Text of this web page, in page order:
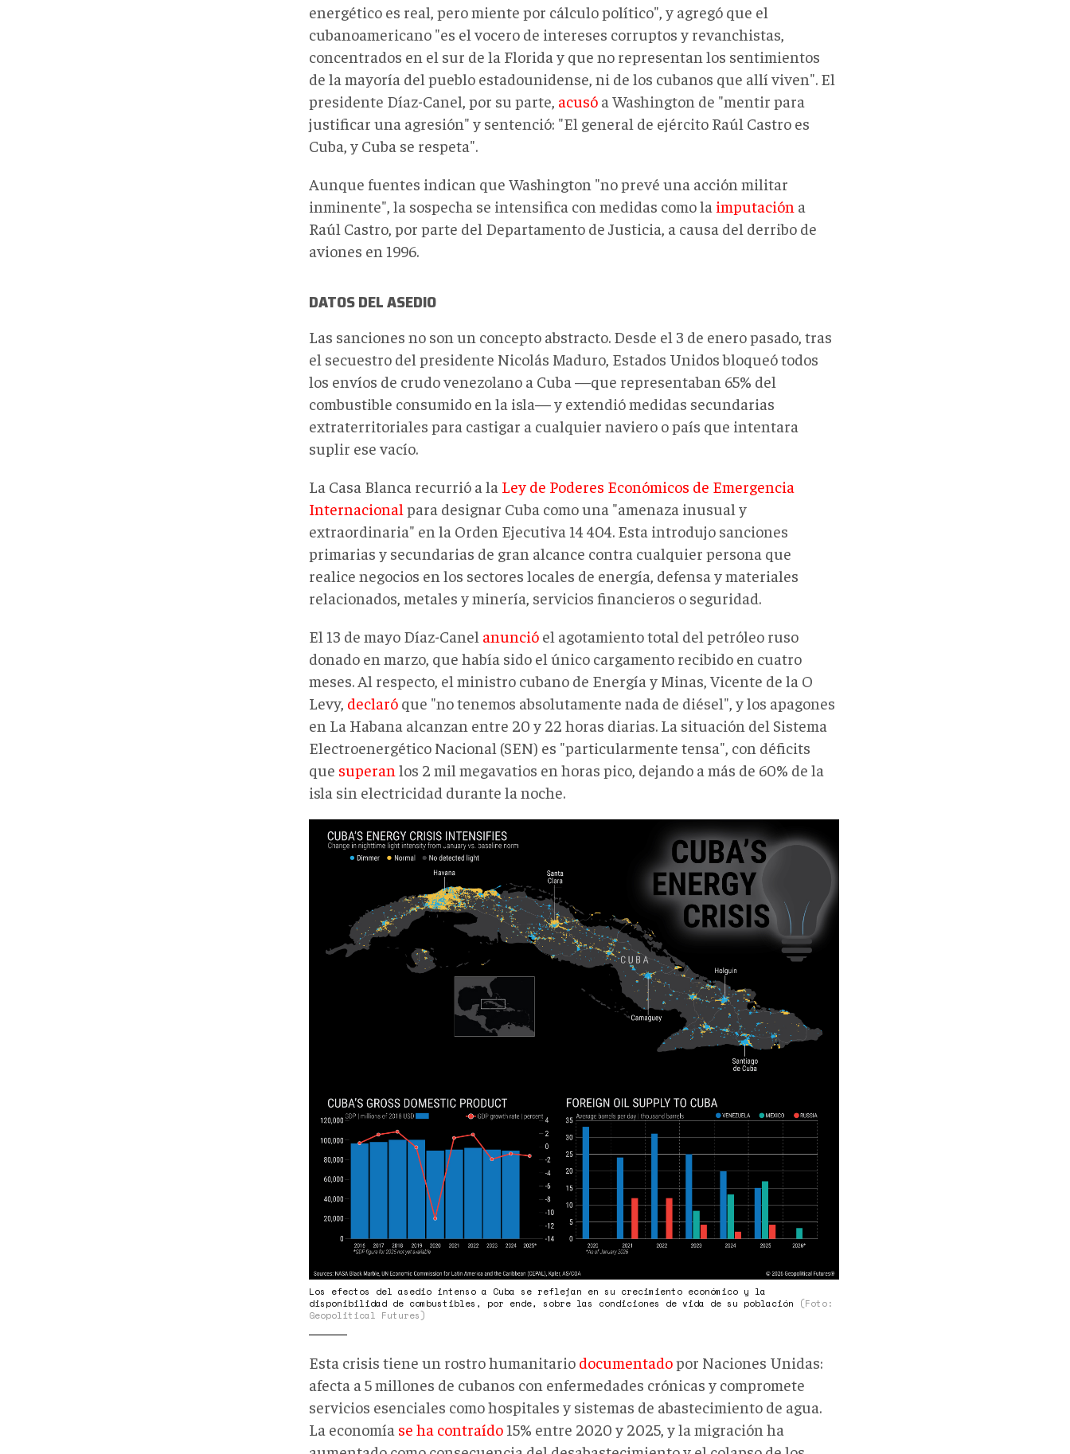
energético es real, pero miente por cálculo político", y agregó que el
cubanoamericano "es el vocero de intereses corruptos y revanchistas,
concentrados en el sur de la Florida y que no representan los sentimientos
de la mayoría del pueblo estadounidense, ni de los cubanos que allí viven". El
presidente Díaz-Canel, por su parte, acusó a Washington de "mentir para
justificar una agresión" y sentenció: "El general de ejército Raúl Castro es
Cuba, y Cuba se respeta".
Aunque fuentes indican que Washington "no prevé una acción militar
inminente", la sospecha se intensifica con medidas como la imputación a
Raúl Castro, por parte del Departamento de Justicia, a causa del derribo de
aviones en 1996.
DATOS DEL ASEDIO
Las sanciones no son un concepto abstracto. Desde el 3 de enero pasado, tras
el secuestro del presidente Nicolás Maduro, Estados Unidos bloqueó todos
los envíos de crudo venezolano a Cuba —que representaban 65% del
combustible consumido en la isla— y extendió medidas secundarias
extraterritoriales para castigar a cualquier naviero o país que intentara
suplir ese vacío.
La Casa Blanca recurrió a la Ley de Poderes Económicos de Emergencia
Internacional para designar Cuba como una "amenaza inusual y
extraordinaria" en la Orden Ejecutiva 14 404. Esta introdujo sanciones
primarias y secundarias de gran alcance contra cualquier persona que
realice negocios en los sectores locales de energía, defensa y materiales
relacionados, metales y minería, servicios financieros o seguridad.
El 13 de mayo Díaz-Canel anunció el agotamiento total del petróleo ruso
donado en marzo, que había sido el único cargamento recibido en cuatro
meses. Al respecto, el ministro cubano de Energía y Minas, Vicente de la O
Levy, declaró que "no tenemos absolutamente nada de diésel", y los apagones
en La Habana alcanzan entre 20 y 22 horas diarias. La situación del Sistema
Electroenergético Nacional (SEN) es "particularmente tensa", con déficits
que superan los 2 mil megavatios en horas pico, dejando a más de 60% de la
isla sin electricidad durante la noche.
WG_Cuba-
Energy-
Los efectos del asedio intenso a Cuba se reflejan en su crecimiento económico y la
disponibilidad de combustibles, por ende, sobre las condiciones de vida de su población
(Foto:
Geopolitical Futures)
Esta crisis tiene un rostro humanitario documentadopor Naciones Unidas:
afecta a 5 millones de cubanos con enfermedades crónicas y compromete
servicios esenciales como hospitales y sistemas de abastecimiento de agua.
La economía se ha contraído 15% entre 2020 y 2025, y la migración ha